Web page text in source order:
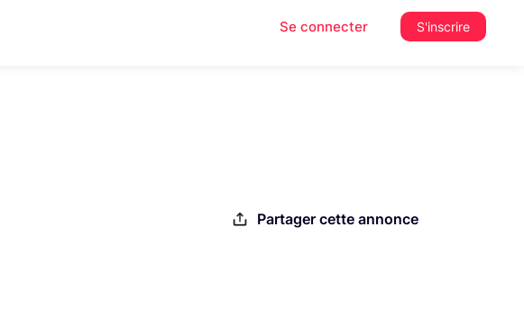
Se connecter S'inscrire
Partager cette annonce